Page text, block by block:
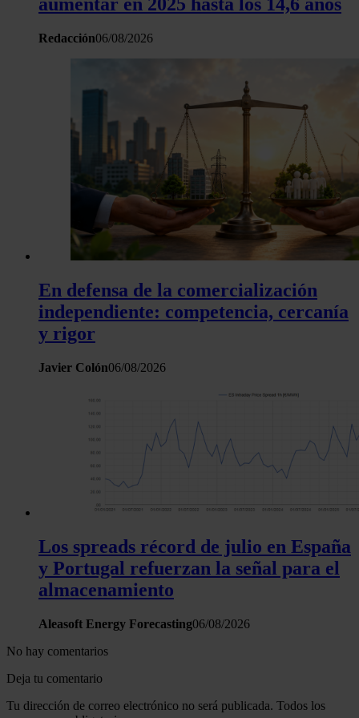
sitio web con nuestros partners de redes sociales,
análisis web, quienes pueden combinarla con otra
haya proporcionado o que hayan recopilado a partir del uso
Redacción06/08/2026
En defensa de la comercialización
independiente: competencia, cercanía
y rigor
Javier Colón06/08/2026
Los spreads récord de julio en España
y Portugal refuerzan la señal para el
almacenamiento
Aleasoft Energy Forecasting06/08/2026
No hay comentarios
Deja tu comentario
Tu dirección de correo electrónico no será publicada. Todos los